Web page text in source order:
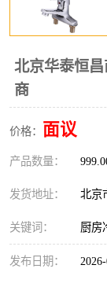
北京华泰恒
商
价格： 面议
产品数量：
发货地址： 北京
关键词： 厨房
发布日期：